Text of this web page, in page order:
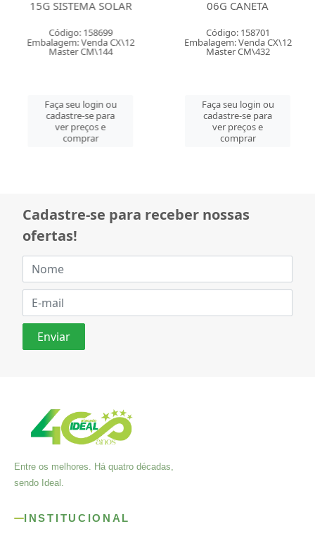
15G SISTEMA SOLAR
Código: 158699
Embalagem: Venda CX\12
Master CM\144
Faça seu login ou
cadastre-se para
ver preços e
comprar
06G CANETA
Código: 158701
Embalagem: Venda CX\12
Master CM\432
Faça seu login ou
cadastre-se para
ver preços e
comprar
Cadastre-se para receber nossas
ofertas!
Entre os melhores. Há quatro décadas,
sendo Ideal.
INSTITUCIONAL